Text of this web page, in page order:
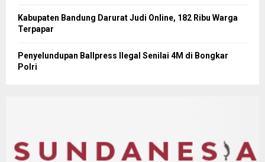
Kabupaten Bandung Darurat Judi Online, 182 Ribu Warga
Terpapar
Penyelundupan Ballpress Ilegal Senilai 4M di Bongkar
Polri